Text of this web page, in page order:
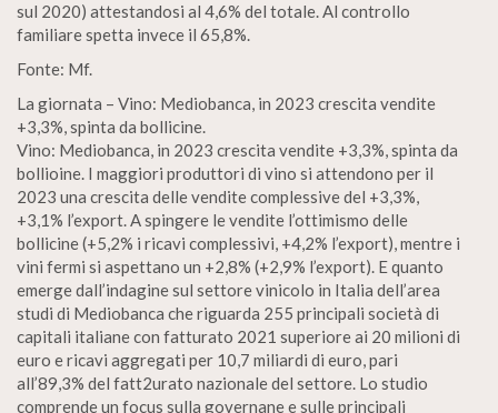
sul 2020) attestandosi al 4,6% del totale. Al controllo
familiare spetta invece il 65,8%.
Fonte: Mf.
La giornata – Vino: Mediobanca, in 2023 crescita vendite
+3,3%, spinta da bollicine.
Vino: Mediobanca, in 2023 crescita vendite +3,3%, spinta da
bollioine. I maggiori produttori di vino si attendono per il
2023 una crescita delle vendite complessive del +3,3%,
+3,1% l’export. A spingere le vendite l’ottimismo delle
bollicine (+5,2% i ricavi complessivi, +4,2% l’export), mentre i
vini fermi si aspettano un +2,8% (+2,9% l’export). E quanto
emerge dall’indagine sul settore vinicolo in Italia dell’area
studi di Mediobanca che riguarda 255 principali società di
capitali italiane con fatturato 2021 superiore ai 20 milioni di
euro e ricavi aggregati per 10,7 miliardi di euro, pari
all’89,3% del fatt2urato nazionale del settore. Lo studio
comprende un focus sulla governane e sulle principali